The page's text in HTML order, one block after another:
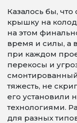
Казалось бы,
крышку на
на этом
время и силы, а
при каждом
перекосы и
тяжесть, не
его установили
технологиями.
для разных